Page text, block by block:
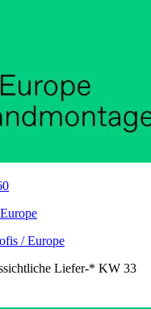
/ Europe
Liefer-* KW 33